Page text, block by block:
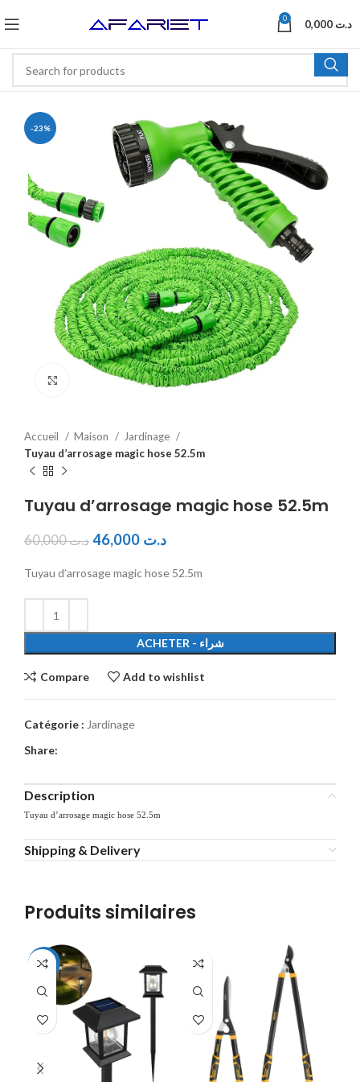
0 د.ت
-23%
Click to enlarge
Accueil Maison
Jardinage
Tuyau d’arrosage magic hose 52.5m
Tuyau d’arrosage magic hose 52.5m
د.ت60,000 د.ت
Tuyau d’arrosage magic hose 52.5m
ACHETER - شراء
Compare Add to wishlist
Catégorie : Jardinage
Share:
Description
Tuyau d’arrosage magic hose 52.5m
Shipping & Delivery
Produits similaires
-22%